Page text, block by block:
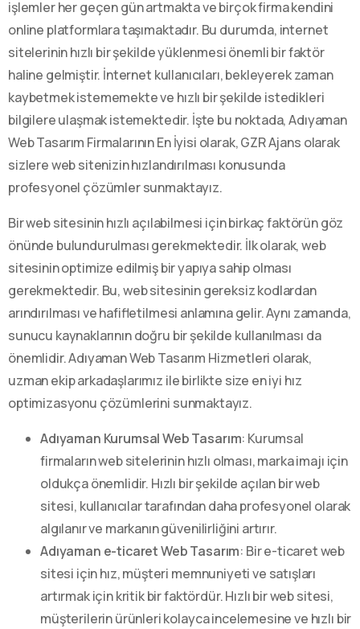
işlemler her geçen gün artmakta ve birçok firma kendini
online platformlara taşımaktadır. Bu durumda, internet
sitelerinin hızlı bir şekilde yüklenmesi önemli bir faktör
haline gelmiştir. İnternet kullanıcıları, bekleyerek zaman
kaybetmek istememekte ve hızlı bir şekilde istedikleri
bilgilere ulaşmak istemektedir. İşte bu noktada, Adıyaman
Web Tasarım Firmalarının En İyisi olarak, GZR Ajans olarak
sizlere web sitenizin hızlandırılması konusunda
profesyonel çözümler sunmaktayız.
Bir web sitesinin hızlı açılabilmesi için birkaç faktörün göz
önünde bulundurulması gerekmektedir. İlk olarak, web
sitesinin optimize edilmiş bir yapıya sahip olması
gerekmektedir. Bu, web sitesinin gereksiz kodlardan
arındırılması ve hafifletilmesi anlamına gelir. Aynı zamanda,
sunucu kaynaklarının doğru bir şekilde kullanılması da
önemlidir. Adıyaman Web Tasarım Hizmetleri olarak,
uzman ekip arkadaşlarımız ile birlikte size en iyi hız
optimizasyonu çözümlerini sunmaktayız.
Adıyaman Kurumsal Web Tasarım: Kurumsal
firmaların web sitelerinin hızlı olması, marka imajı için
oldukça önemlidir. Hızlı bir şekilde açılan bir web
sitesi, kullanıcılar tarafından daha profesyonel olarak
algılanır ve markanın güvenilirliğini artırır.
Adıyaman e-ticaret Web Tasarım: Bir e-ticaret web
sitesi için hız, müşteri memnuniyeti ve satışları
artırmak için kritik bir faktördür. Hızlı bir web sitesi,
müşterilerin ürünleri kolayca incelemesine ve hızlı bir